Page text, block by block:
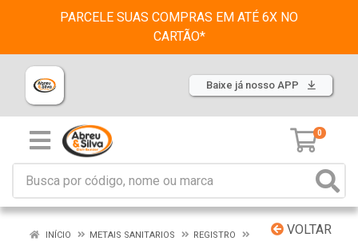
PARCELE SUAS COMPRAS EM ATÉ 6X NO
CARTÃO*
Baixe já nosso APP
0
VOLTAR
INÍCIO METAIS SANITARIOS
REGISTRO